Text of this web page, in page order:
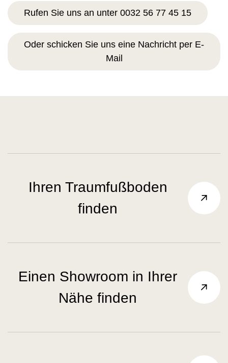
Rufen Sie uns an unter 0032 56 77 45 15
Oder schicken Sie uns eine Nachricht per E-
Mail
Ihren Traumfußboden
finden
Einen Showroom in Ihrer
Nähe finden